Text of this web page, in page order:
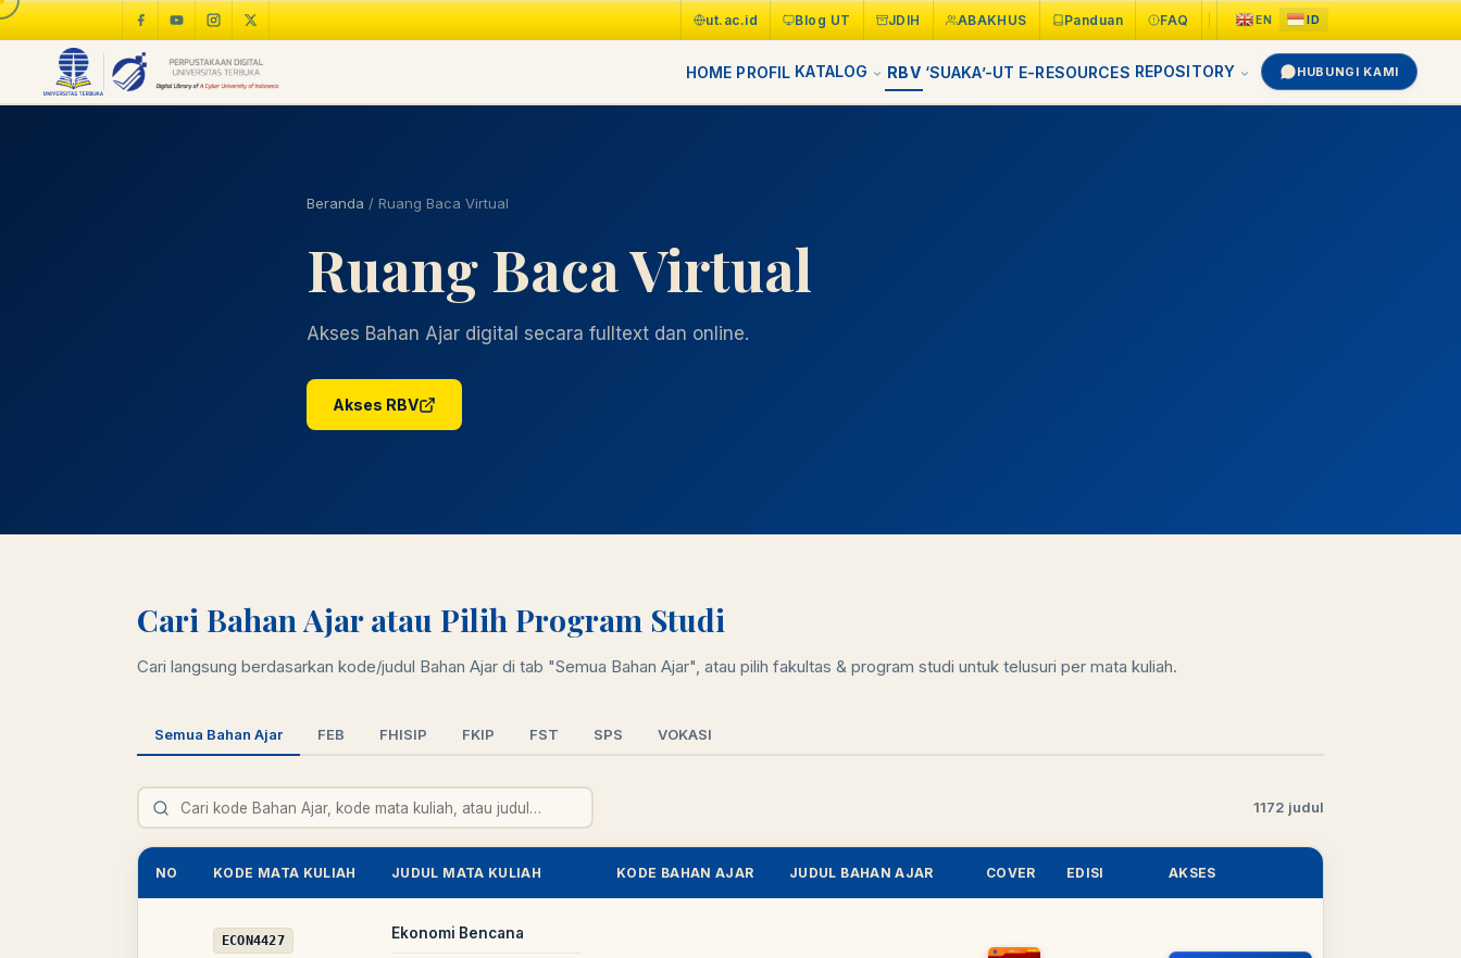
ut.ac.id Blog UT JDIH ABAKHUS Panduan FAQ
HOME PROFIL KATALOG RBV ‘SUAKA’-UT E-RESOURCES REPOSITORY HUBUNGI KAMI
Beranda / Ruang Baca Virtual
Ruang Baca Virtual
Akses Bahan Ajar digital secara fulltext dan online.
Akses RBV
Cari Bahan Ajar atau Pilih Program Studi
Cari langsung berdasarkan kode/judul Bahan Ajar di tab "Semua Bahan Ajar", atau pilih fakultas & program studi untuk telusuri per mata kuliah.
Semua Bahan Ajar FEB FHISIP FKIP FST SPS VOKASI
1172 judul
NO KODE MATA KULIAH JUDUL MATA KULIAH KODE BAHAN AJAR JUDUL BAHAN AJAR COVER EDISI AKSES
ECON4427 Ekonomi Bencana